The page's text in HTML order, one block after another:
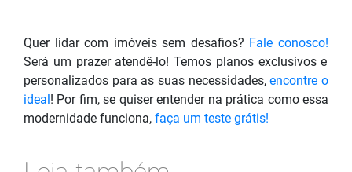
Quer lidar com imóveis sem desafios? Fale conosco!
Será um prazer atendê-lo! Temos planos exclusivos e
personalizados para as suas necessidades,encontre o
ideal! Por fim, se quiser entender na prática como essa
modernidade funciona, faça um teste grátis!